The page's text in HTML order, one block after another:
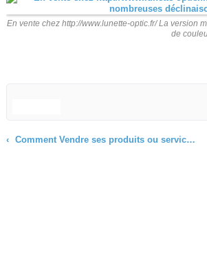
En vente chez http://www.lunette-optic.fr/ La version
de
Comment Vendre ses produits ou services par le Digital ?